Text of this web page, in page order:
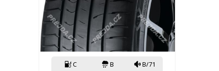
C B
B/71